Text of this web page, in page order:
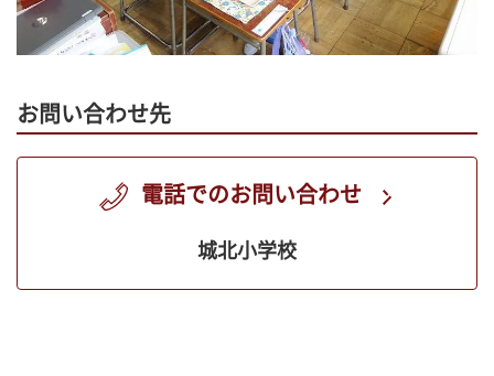
お問い合わせ先
電話でのお問い合わせ
城北小学校